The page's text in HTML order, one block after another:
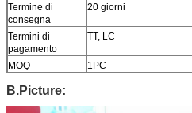
Termine di
consegna
20 giorni
Termini di
pagamento
TT, LC
MOQ 1PC
B.Picture: